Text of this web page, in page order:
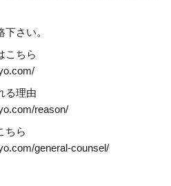
さい。
こちら
る理由
reason/
ちら
general-counsel/